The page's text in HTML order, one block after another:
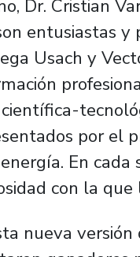
Dr. Cristian
entusiastas y
Usach y
por el
En
con la
nueva